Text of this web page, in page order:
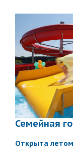
Семейная
Открыта